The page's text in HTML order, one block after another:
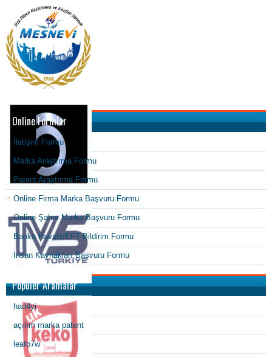
Online Formlar
İletişim Formu
Marka Araştırma Formu
Patent Araştırma Formu
Online Firma Marka Başvuru Formu
Online Şahıs Marka Başvuru Formu
Banka Havale/EFT Bildirim Formu
İnsan Kaynakları Başvuru Formu
Popüler Aramalar
had4yi
açılım marka patent
leafo7w